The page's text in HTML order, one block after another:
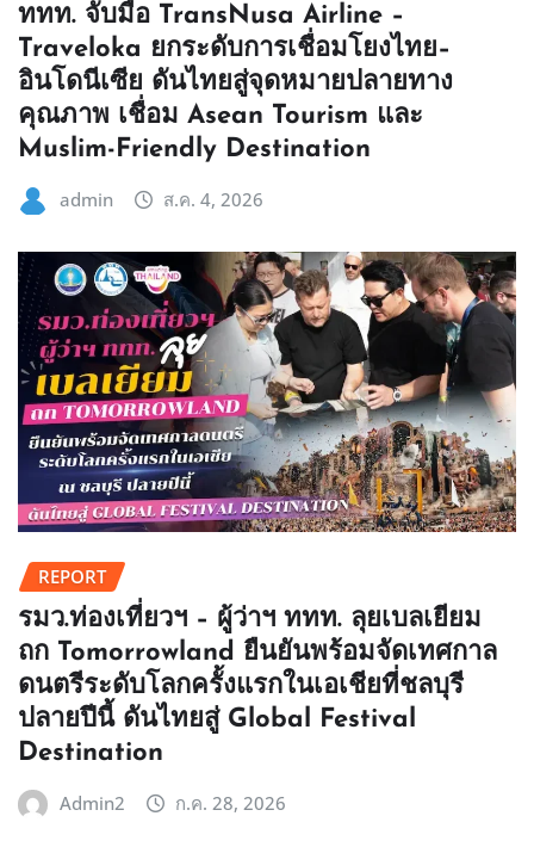
ททท. จับมือ TransNusa Airline –
Traveloka ยกระดับการเชื่อมโยงไทย–
อินโดนีเซีย ดันไทยสู่จุดหมายปลายทาง
คุณภาพ เชื่อม Asean Tourism และ
Muslim-Friendly Destination
admin ส.ค. 4, 2026
REPORT
รมว.ท่องเที่ยวฯ – ผู้ว่าฯ ททท. ลุยเบลเยียม
ถก Tomorrowland ยืนยันพร้อมจัดเทศกาล
ดนตรีระดับโลกครั้งแรกในเอเชียที่ชลบุรี
ปลายปีนี้ ดันไทยสู่ Global Festival
Destination
Admin2 ก.ค. 28, 2026